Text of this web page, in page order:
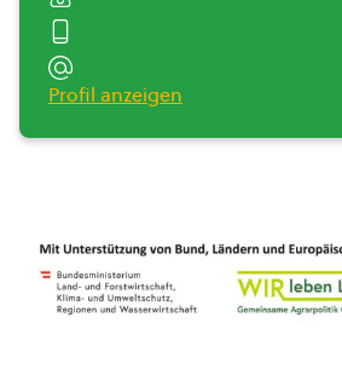
Profil anzeigen